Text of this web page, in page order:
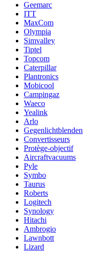
Geemarc
ITT
MaxCom
Olympia
Simvalley
Tiptel
Topcom
Caterpillar
Plantronics
Mobicool
Campingaz
Waeco
Yealink
Arlo
Gegenlichtblenden
Convertisseurs
Protège-objectif
Aircraftvacuums
Pyle
Symbo
Taurus
Roberts
Logitech
Synology
Hitachi
Ambrogio
Lawnbott
Lizard